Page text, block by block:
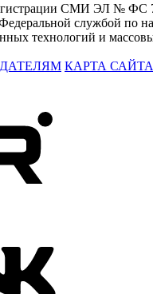
СМИ ЭЛ № ФС
службой по
технологий и
КАРТА САЙТА